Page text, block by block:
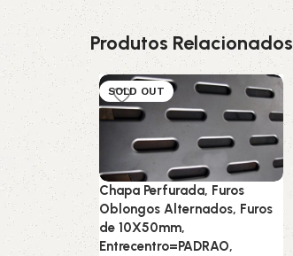
Produtos Relacionados
SOLD OUT
Chapa Perfurada, Furos
Oblongos Alternados, Furos
de 10X50mm,
Entrecentro=PADRAO,